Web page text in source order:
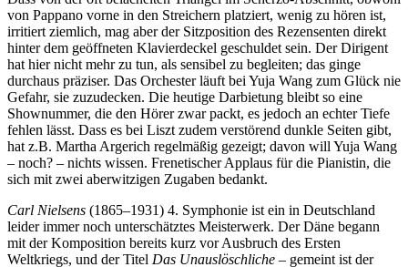
von Pappano vorne in den Streichern platziert, wenig zu hören ist,
irritiert ziemlich, mag aber der Sitzposition des Rezensenten direkt
hinter dem geöffneten Klavierdeckel geschuldet sein. Der Dirigent
hat hier nicht mehr zu tun, als sensibel zu begleiten; das ginge
durchaus präziser. Das Orchester läuft bei Yuja Wang zum Glück nie
Gefahr, sie zuzudecken. Die heutige Darbietung bleibt so eine
Shownummer, die den Hörer zwar packt, es jedoch an echter Tiefe
fehlen lässt. Dass es bei Liszt zudem verstörend dunkle Seiten gibt,
hat z.B. Martha Argerich regelmäßig gezeigt; davon will Yuja Wang
– noch? – nichts wissen. Frenetischer Applaus für die Pianistin, die
sich mit zwei aberwitzigen Zugaben bedankt.
Carl Nielsens (1865–1931) 4. Symphonie ist ein in Deutschland
leider immer noch unterschätztes Meisterwerk. Der Däne begann
mit der Komposition bereits kurz vor Ausbruch des Ersten
Weltkriegs, und der Titel Das Unauslöschliche – gemeint ist der